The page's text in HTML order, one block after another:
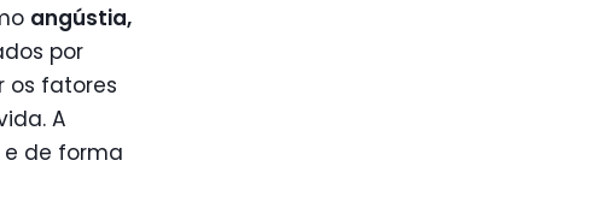
angústia,
por
os fatores
A
de forma